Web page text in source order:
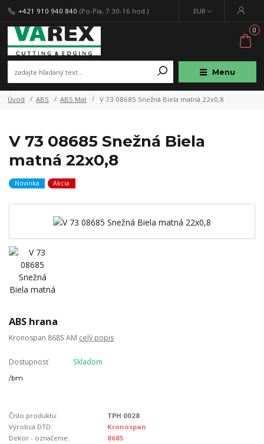
Menu
EUR
+421 910 940 840 (Po-Pia, 7.30-16 hod.)
0
Úvod ABS ABS Mat V 73 08685 Snežná Biela matná 22x0,8
V 73 08685 Snežná Biela
matná 22x0,8
Novinka Akcia
ABS hrana
Kronospan 8685 AM celý popis
Dostupnosť Skladom
/bm
Číslo produktu:
TPH 0028
Výrobca DTD:
Kronospan
Dekor - označenie:
8685